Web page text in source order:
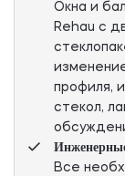
Окна и
Rehau с
профиля,
стекол,
Все